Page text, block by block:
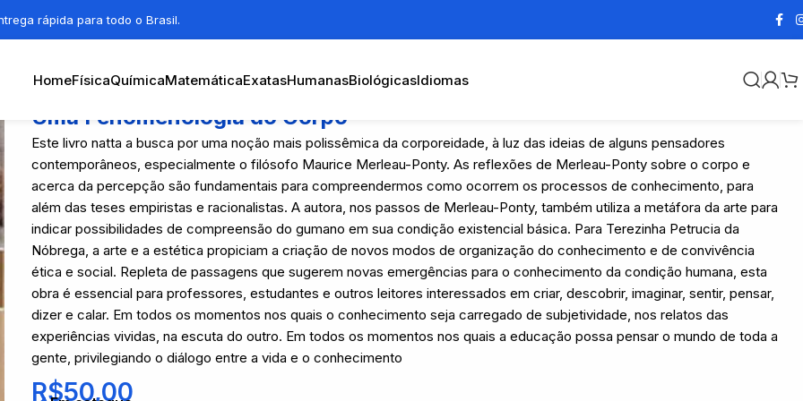
rápida para todo o Brasil.
HomeFísicaQuímicaMatemáticaExatasHumanasBiológicasIdiomas
Uma Fenomenologia do Corpo
Este livro natta a busca por uma noção mais polissêmica da corporeidade, à luz das ideias de alguns pensadores
contemporâneos, especialmente o filósofo Maurice Merleau-Ponty. As reflexões de Merleau-Ponty sobre o corpo e
acerca da percepção são fundamentais para compreendermos como ocorrem os processos de conhecimento, para
além das teses empiristas e racionalistas. A autora, nos passos de Merleau-Ponty, também utiliza a metáfora da arte para
indicar possibilidades de compreensão do gumano em sua condição existencial básica. Para Terezinha Petrucia da
Nóbrega, a arte e a estética propiciam a criação de novos modos de organização do conhecimento e de convivência
ética e social. Repleta de passagens que sugerem novas emergências para o conhecimento da condição humana, esta
obra é essencial para professores, estudantes e outros leitores interessados em criar, descobrir, imaginar, sentir, pensar,
dizer e calar. Em todos os momentos nos quais o conhecimento seja carregado de subjetividade, nos relatos das
experiências vividas, na escuta do outro. Em todos os momentos nos quais a educação possa pensar o mundo de toda a
gente, privilegiando o diálogo entre a vida e o conhecimento
R$50,00